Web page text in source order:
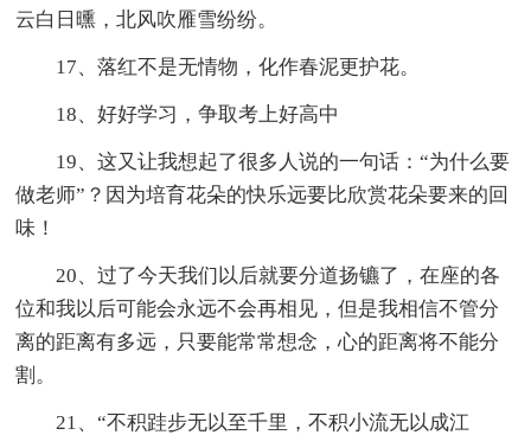
云白日曛，北风吹雁雪纷纷。
17、落红不是无情物，化作春泥更护花。
18、好好学习，争取考上好高中
19、这又让我想起了很多人说的一句话：“为什么要
做老师”？因为培育花朵的快乐远要比欣赏花朵要来的回
味！
20、过了今天我们以后就要分道扬镳了，在座的各
位和我以后可能会永远不会再相见，但是我相信不管分
离的距离有多远，只要能常常想念，心的距离将不能分
割。
21、“不积跬步无以至千里，不积小流无以成江